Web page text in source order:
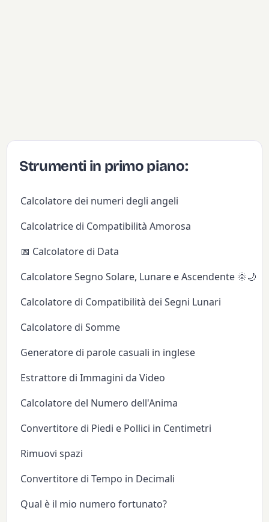
Strumenti in primo piano:
Calcolatore dei numeri degli angeli
Calcolatrice di Compatibilità Amorosa
📅 Calcolatore di Data
Calcolatore Segno Solare, Lunare e Ascendente 🌞🌙✨
Calcolatore di Compatibilità dei Segni Lunari
Calcolatore di Somme
Generatore di parole casuali in inglese
Estrattore di Immagini da Video
Calcolatore del Numero dell'Anima
Convertitore di Piedi e Pollici in Centimetri
Rimuovi spazi
Convertitore di Tempo in Decimali
Qual è il mio numero fortunato?